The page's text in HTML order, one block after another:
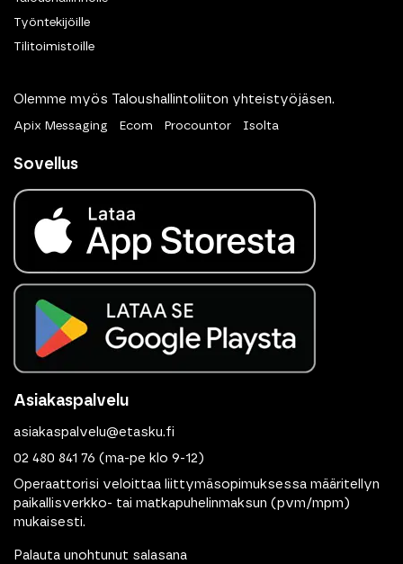
Työntekijöille
Tilitoimistoille
Olemme myös Taloushallintoliiton yhteistyöjäsen.
Apix Messaging Ecom Procountor Isolta
Sovellus
Asiakaspalvelu
asiakaspalvelu@etasku.fi
02 480 841 76 (ma-pe klo 9-12)
Operaattorisi veloittaa liittymäsopimuksessa määritellyn
paikallisverkko- tai matkapuhelinmaksun (pvm/mpm)
mukaisesti.
Palauta unohtunut salasana